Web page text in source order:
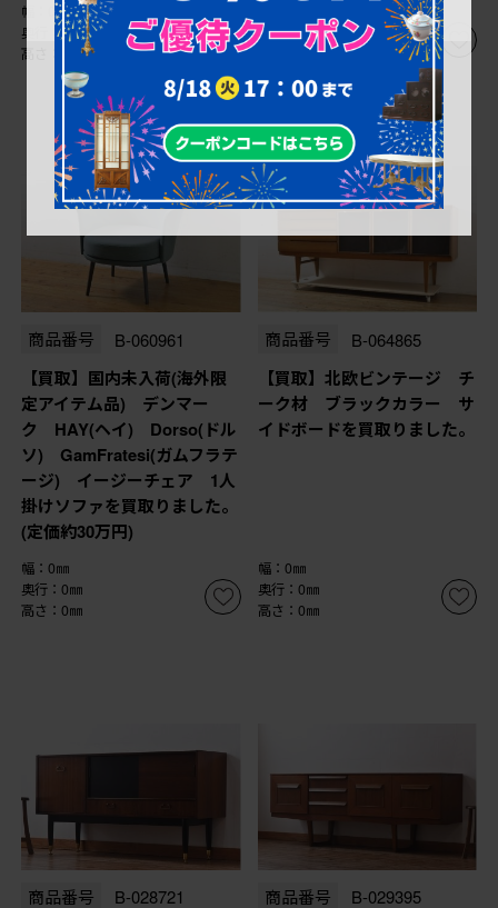
幅：0㎜
奥行：0㎜
高さ：0㎜
奥行：0㎜
高さ：0㎜
商品番号 B-060961
【買取】国内未入荷(海外限
定アイテム品) デンマー
ク HAY(ヘイ) Dorso(ドル
ソ) GamFratesi(ガムフラテ
ージ) イージーチェア 1人
掛けソファを買取りました。
(定価約30万円)
幅：0㎜
奥行：0㎜
高さ：0㎜
商品番号 B-064865
【買取】北欧ビンテージ チ
ーク材 ブラックカラー サ
イドボードを買取りました。
幅：0㎜
奥行：0㎜
高さ：0㎜
商品番号 B-028721 商品番号 B-029395